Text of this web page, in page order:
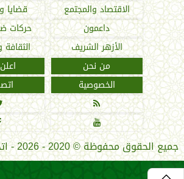
الاقتصاد والمجتمع
قضايا
داعمون
حركات
الأزهر الشريف
من نحن
الخصوصية


جميع الحقوق محفوظة©2020 - 2026 - اتحاد العالم الإسلامي